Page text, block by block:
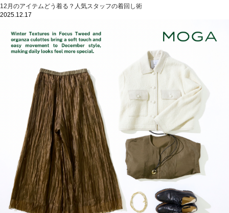
12月のアイテムどう着る？人気スタッフの着回し術
2025.12.17